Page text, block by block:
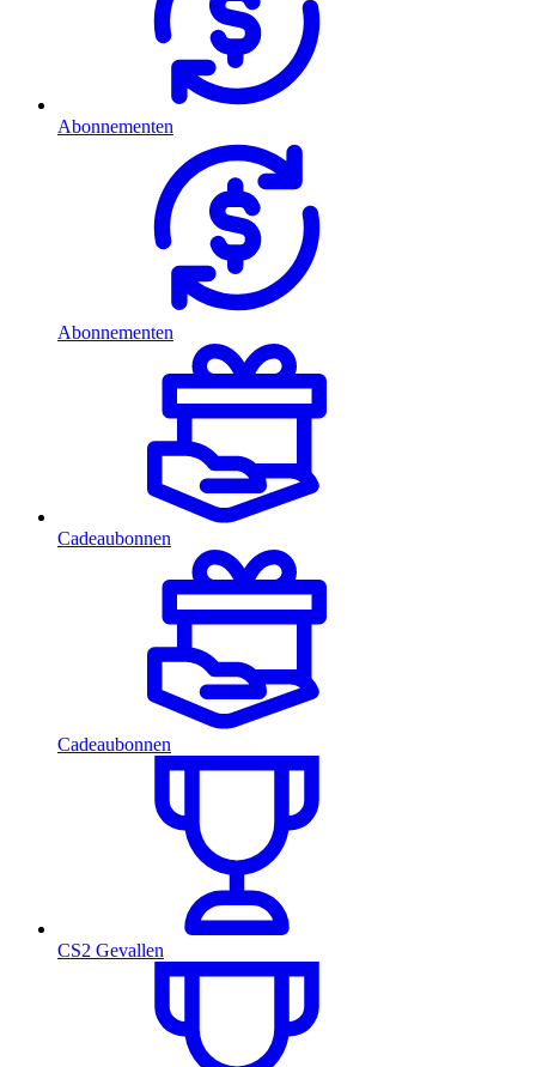
Abonnementen
Abonnementen
Cadeaubonnen
Cadeaubonnen
CS2 Gevallen